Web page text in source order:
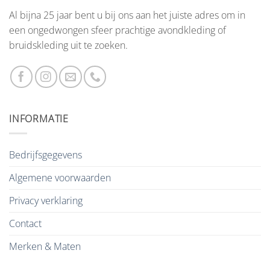
Al bijna 25 jaar bent u bij ons aan het juiste adres om in
een ongedwongen sfeer prachtige avondkleding of
bruidskleding uit te zoeken.
INFORMATIE
Bedrijfsgegevens
Algemene voorwaarden
Privacy verklaring
Contact
Merken & Maten